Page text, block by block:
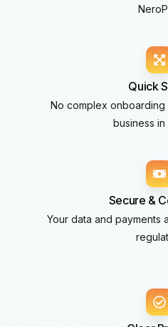
Quick
No complex onboarding
business in
Secure &
Your data and payments